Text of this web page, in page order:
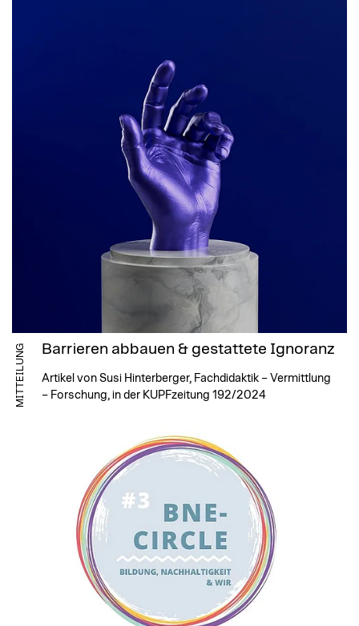
MITTEILUNG Barrieren abbauen & gestattete Ignoranz
Artikel von Susi Hinterberger, Fachdidaktik – Vermittlung
– Forschung, in der KUPFzeitung 192/2024